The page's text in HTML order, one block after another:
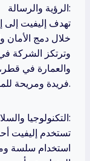
الرؤية والرسالة:
تهدف إليفيت إلى
خلال دمج الأمان
وترتكز الشركة
والعمارة في
فريدة ومريحة للمستخدمين.
التكنولوجيا والسلامة:
تستخدم إليفيت
استخدام سلسة